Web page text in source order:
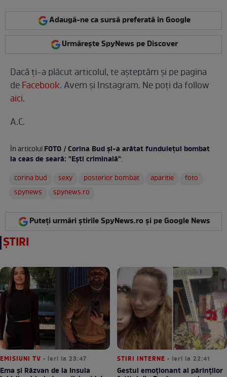
Adaugă-ne ca sursă preferată în Google
Urmărește SpyNews pe Discover
Dacă ți-a plăcut articolul, te așteptăm și pe pagina
deFacebook. Avem și Instagram. Ne poți da follow
aici.
A.C.
În articolulFOTO / Corina Bud și-a arătat fundulețul bombat
la ceas de seară: "Ești criminală":
corina bud
sexy posterior bombat aparitie
foto
spynews
spynews.ro
Puteți urmări știrile SpyNews.ro și pe Google News
ȘTIRI
EMISIUNI TV • ieri la 23:47
Ema și Răzvan de la Insula
STIRI INTERNE • ieri la 22:41
Gestul emoționant al părinților